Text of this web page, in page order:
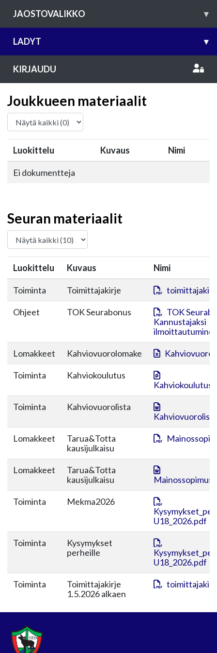
JAOSTOVALIKKO ▾
LADYT ▾
KIRJAUDU
Joukkueen materiaalit
Luokittelu Kuvaus Nimi
Ei dokumentteja
Seuran materiaalit
Luokittelu Kuvaus Nimi
Toiminta Toimittajakirje
Ohjeet TOK Seurabonus
TOK
Kannustajaksi
Lomakkeet Kahviovuorolomake
Toiminta
Kahviokoulutus
Toiminta
Kahviovuorolista
Lomakkeet
Tarua&Totta
kausijulkaisu
Lomakkeet
Tarua&Totta
kausijulkaisu
Toiminta
Mekma2026
U18_2026.pdf
Toiminta
Kysymykset
perheille
U18_2026.pdf
Toiminta
Toimittajakirje
1.5.2026 alkaen